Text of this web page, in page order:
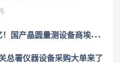
融
资近10亿！国产晶圆量测设备商埃芯半导体获B+轮融资
总署仪器设备采购大单来了